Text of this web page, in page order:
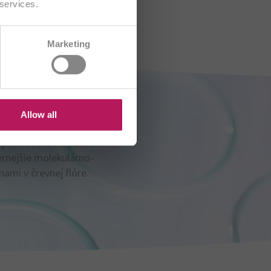
Marketing
Allow all
neduhov“. Tento
molekulárno-
v črevnej flóre.
CH/FR
HR
US